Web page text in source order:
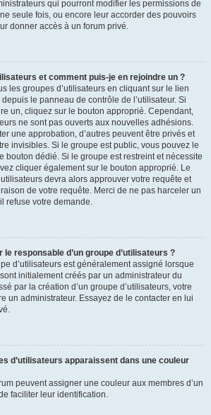
qui pourront modifier les permissions de
seule fois, ou encore leur accorder des pouvoirs
donner accès à un forum privé.
et comment puis-je en rejoindre un ?
les groupes d’utilisateurs en cliquant sur le lien
le panneau de contrôle de l’utilisateur. Si
un, cliquez sur le bouton approprié. Cependant,
ne sont pas ouverts aux nouvelles adhésions.
une approbation, d’autres peuvent être privés et
invisibles. Si le groupe est public, vous pouvez le
bouton dédié. Si le groupe est restreint et nécessite
cliquer également sur le bouton approprié. Le
devra alors approuver votre requête et
de votre requête. Merci de ne pas harceler un
refuse votre demande.
responsable d’un groupe d’utilisateurs ?
d’utilisateurs est généralement assigné lorsque
initialement créés par un administrateur du
par la création d’un groupe d’utilisateurs, votre
un administrateur. Essayez de le contacter en lui
d’utilisateurs apparaissent dans une couleur
peuvent assigner une couleur aux membres d’un
faciliter leur identification.